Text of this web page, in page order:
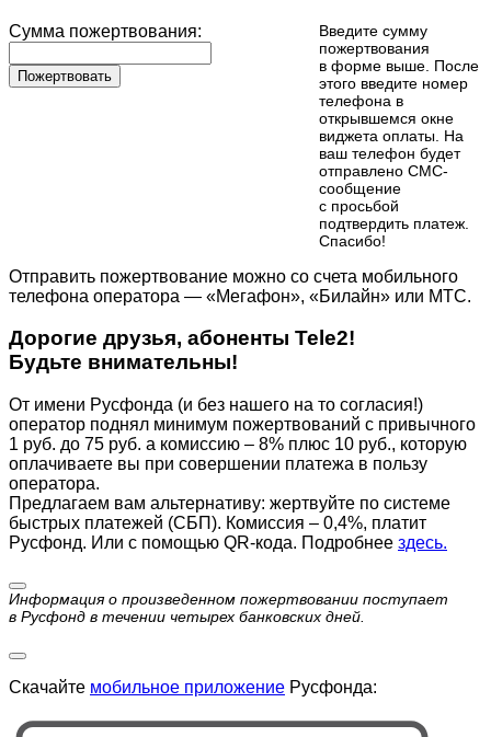
Сумма пожертвования:
Пожертвовать
Введите сумму
пожертвования
в форме выше. После
этого введите номер
телефона в
открывшемся окне
виджета оплаты. На
ваш телефон будет
отправлено СМС-
сообщение
с просьбой
подтвердить платеж.
Cпасибо!
Отправить пожертвование можно со счета мобильного
телефона оператора — «Мегафон», «Билайн» или МТС.
Дорогие друзья, абоненты Tele2!
Будьте внимательны!
От имени Русфонда (и без нашего на то согласия!)
оператор поднял минимум пожертвований с привычного
1 руб. до 75 руб. а комиссию – 8% плюс 10 руб., которую
оплачиваете вы при совершении платежа в пользу
оператора.
Предлагаем вам альтернативу: жертвуйте по cистеме
быстрых платежей (СБП). Комиссия – 0,4%, платит
Русфонд. Или с помощью QR-кода. Подробнее здесь.
Информация о произведенном пожертвовании поступает
в Русфонд в течении четырех банковских дней.
Скачайте мобильное приложение Русфонда: